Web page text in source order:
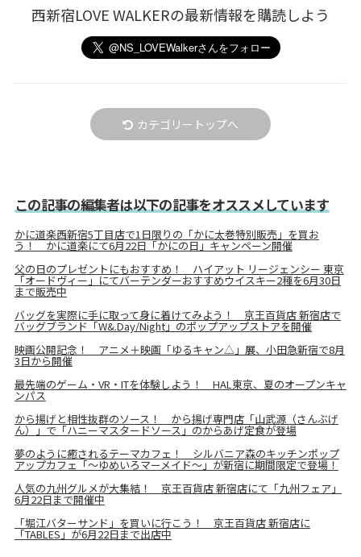
西新宿LOVE WALKERの最新情報を購読しよう
カテゴリートップへ
この記事の編集者は以下の記事をオススメしています
かに道楽西新宿5丁目店で1日限りの「かに太巻特別販売」を買お
う！ かに道楽にて6月22日「かにの日」キャンペーン開催
父の日のプレゼントにもおすすめ！ ハイアット リージェンシー 東京
「オードヴィー」にてバーテンダーおすすめウイスキー2種を6月30日
まで販売中
バッグを実際に手に取って身に着けてみよう！ 京王百貨店 新宿店で
バッグブランド「W&.Day/Night」のポップアップストアを開催
映画公開記念！ アニメ＋映画「ゆるキャン△」展、小田急新宿で8月
3日から開催
最先端のゲーム・VR・ITを体験しよう！ HAL東京、夏のオープンキャ
ンパス
から揚げと相性抜群のソース！ から揚げ専門店「山武源（さんぶげ
ん）」で「ハニーマスタードソース」のからあげ定食が登場
夢のように癒されるテーマカフェ！ シルバニア森のキッチンポップ
アップカフェ「～ゆめいろマーメイド～」が新宿に期間限定で登場！
人気の九州グルメが大集結！ 京王百貨店 新宿店にて「九州フェア」
6月22日まで開催中
「堀江バターサンド」を買いに行こう！ 京王百貨店 新宿店に
「TABLES」が6月22日まで出店中